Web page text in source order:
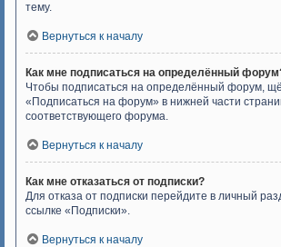
тему.
Вернуться к началу
Как мне подписаться на определённый
Чтобы подписаться на определённый форум,
«Подписаться на форум» в нижней части
соответствующего форума.
Вернуться к началу
Как мне отказаться от подписки?
Для отказа от подписки перейдите в личный
ссылке «Подписки».
Вернуться к началу